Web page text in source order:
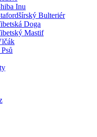
Inu
Bulteriér
Doga
Mastif